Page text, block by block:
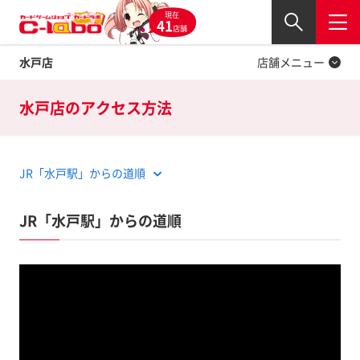
現在
41店舗
水戸店
閉じる
店舗メニュー
Twitter
水戸店のアクセス方法
JR「水戸駅」からの道順
JR「水戸駅」からの道順